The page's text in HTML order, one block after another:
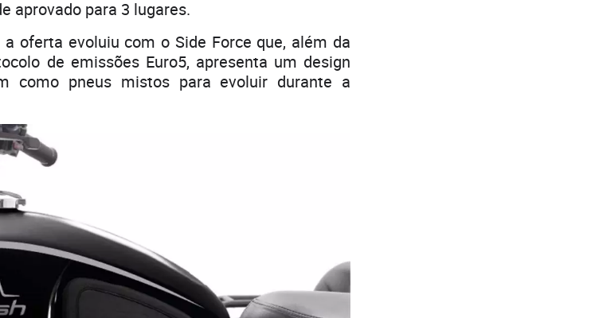
aprovado para 3 lugares.
oferta evoluiu com o Side Force que, além da
de emissões Euro5, apresenta um design
como pneus mistos para evoluir durante a